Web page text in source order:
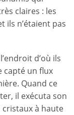
claires : les
ils n’étaient pas
d’où ils
capté un flux
Quand ce
il exécuta son
à haute